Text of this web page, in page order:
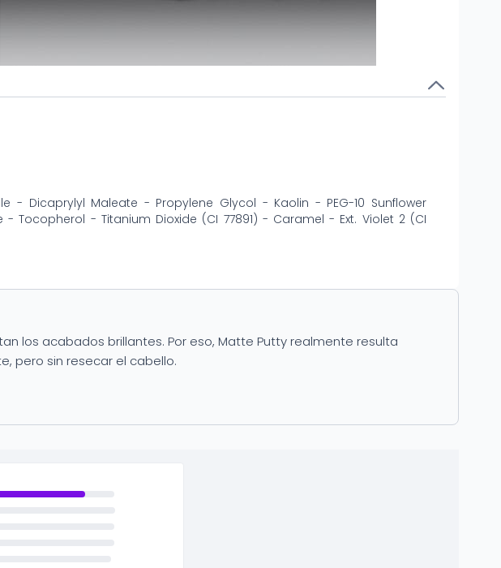
- Dicaprylyl Maleate - Propylene Glycol - Kaolin - PEG-10 Sunflower
Tocopherol - Titanium Dioxide (CI 77891) - Caramel - Ext. Violet 2 (CI
los acabados brillantes. Por eso, Matte Putty realmente resulta
pero sin resecar el cabello.